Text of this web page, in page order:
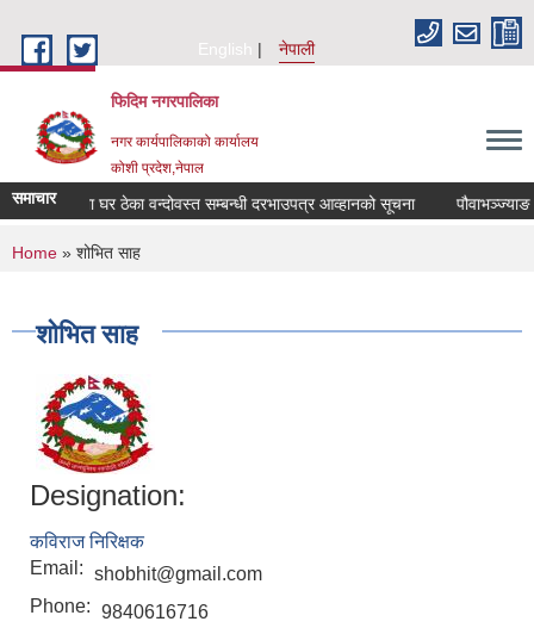
English
नेपाली
फिदिम नगरपालिका
नगर कार्यपालिकाको कार्यालय
कोशी प्रदेश,नेपाल
समाचारचमेना घर ठेका वन्दोवस्त सम्बन्धी दरभाउपत्र आव्हानको सूचना
You are here
Home » शोभित साह
शोभित साह
Designation:
कविराज निरिक्षक
Email: shobhit@gmail.com
Phone: 9840616716